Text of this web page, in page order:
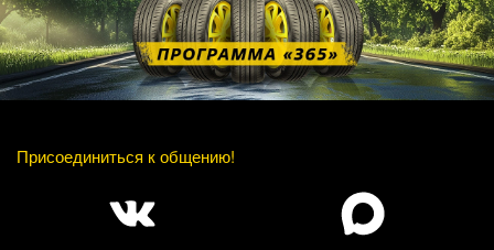
Присоединиться к общению!